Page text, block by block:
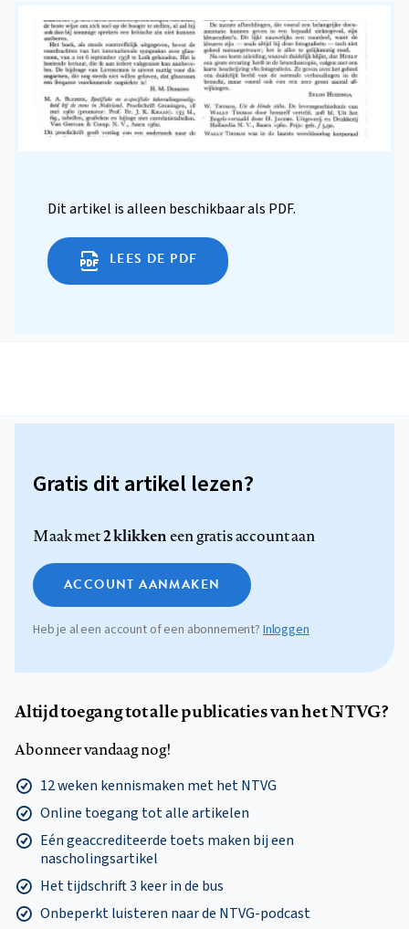
Dit artikel is alleen beschikbaar als PDF.
LEES DE PDF
Gratis dit artikel lezen?
Maak met2 klikkeneen gratis account aan
ACCOUNT AANMAKEN
Heb je al een account of een abonnement? Inloggen
Altijd toegang tot alle publicaties van het NTVG?
Abonneer vandaag nog!
12 weken kennismaken met het NTVG
Online toegang tot alle artikelen
Eén geaccrediteerde toets maken bij een
nascholingsartikel
Het tijdschrift 3 keer in de bus
Onbeperkt luisteren naar de NTVG-podcast